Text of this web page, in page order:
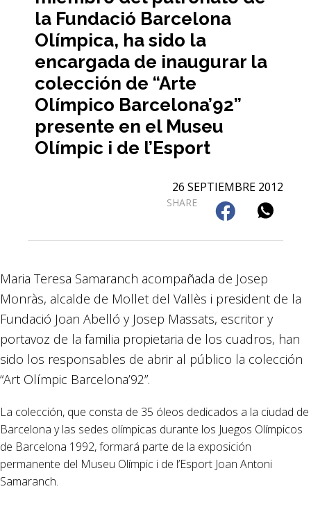
la Fundació Barcelona
Olímpica, ha sido la
encargada de inaugurar la
colección de “Arte
Olímpico Barcelona’92”
presente en el Museu
Olímpic i de l’Esport
26 SEPTIEMBRE 2012
SHARE
Maria Teresa Samaranch acompañada de Josep
Monràs, alcalde de Mollet del Vallès i president de la
Fundació Joan Abelló y Josep Massats, escritor y
portavoz de la familia propietaria de los cuadros, han
sido los responsables de abrir al público la colección
“Art Olímpic Barcelona’92”.
La colección, que consta de 35 óleos dedicados a la ciudad de
Barcelona y las sedes olímpicas durante los Juegos Olímpicos
de Barcelona 1992, formará parte de la exposición
permanente del Museu Olímpic i de l’Esport Joan Antoni
Samaranch.